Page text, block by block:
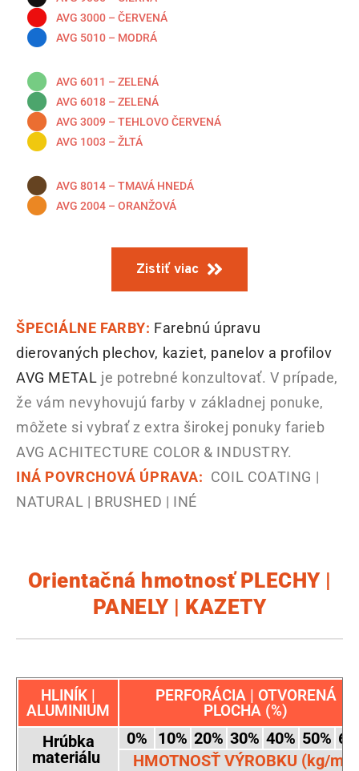
AVG 3000 – ČERVENÁ
AVG 5010 – MODRÁ
AVG 6011 – ZELENÁ
AVG 6018 – ZELENÁ
AVG 3009 – TEHLOVO ČERVENÁ
AVG 1003 – ŽLTÁ
AVG 8014 – TMAVÁ HNEDÁ
AVG 2004 – ORANŽOVÁ
Zistiť viac
ŠPECIÁLNE FARBY: Farebnú úpravu
dierovaných plechov, kaziet, panelov a profilov
AVG METAL je potrebné konzultovať. V prípade,
že vám nevyhovujú farby v základnej ponuke,
môžete si vybrať z extra širokej ponuky farieb
AVG ACHITECTURE COLOR & INDUSTRY.
INÁ POVRCHOVÁ ÚPRAVA: COIL COATING |
NATURAL | BRUSHED | INÉ
Orientačná hmotnosť PLECHY |
PANELY | KAZETY
HLINÍK |
ALUMINIUM
PERFORÁCIA | OTVORENÁ
PLOCHA (%)
Hrúbka
materiálu
0% 10% 20% 30% 40% 50%
HMOTNOSŤ VÝROBKU (kg/m2)